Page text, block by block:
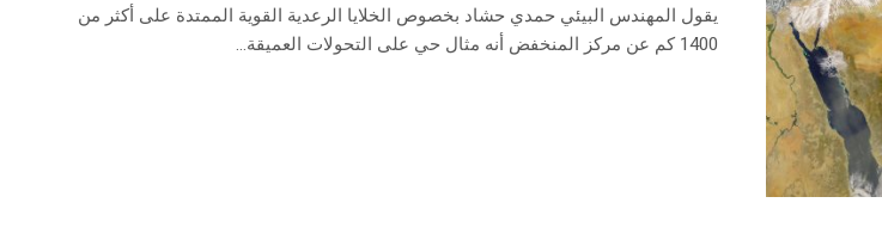
يقول المهندس البيئي حمدي حشاد بخصوص الخلايا الرعدية القوية الممتدة على أكثر من
1400 كم عن مركز المنخفض أنه مثال حي على التحولات العميقة…